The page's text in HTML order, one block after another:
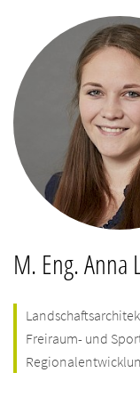
M. Eng. Anna
Freiraum- und